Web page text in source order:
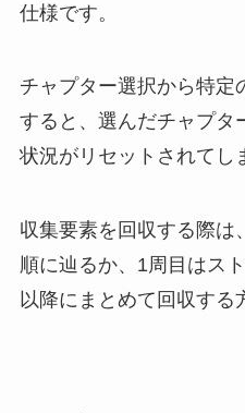
仕様です。
チャプター選択から特定
すると、選んだチャプタ
状況がリセットされてし
収集要素を回収する際は
順に辿るか、1周目はス
以降にまとめて回収する